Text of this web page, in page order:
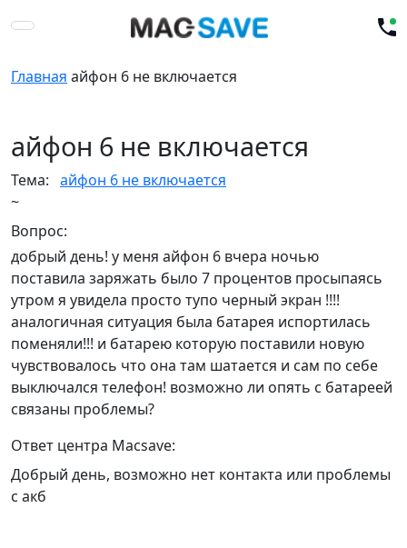
Главная айфон 6 не включается
айфон 6 не включается
Тема: айфон 6 не включается
~
Вопрос:
добрый день! у меня айфон 6 вчера ночью
поставила заряжать было 7 процентов просыпаясь
утром я увидела просто тупо черный экран !!!!
аналогичная ситуация была батарея испортилась
поменяли!!! и батарею которую поставили новую
чувствовалось что она там шатается и сам по себе
выключался телефон! возможно ли опять с батареей
связаны проблемы?
Ответ центра Macsave:
Добрый день, возможно нет контакта или проблемы
с акб